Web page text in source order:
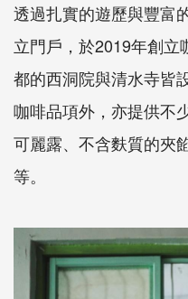
透過扎實的遊歷與豐富
立門戶，於2019年創
都的西洞院與清水寺皆
咖啡品項外，亦提供不
可麗露、不含麩質的夾
等。